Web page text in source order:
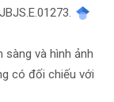
sàng và hình ảnh
có đối chiếu với